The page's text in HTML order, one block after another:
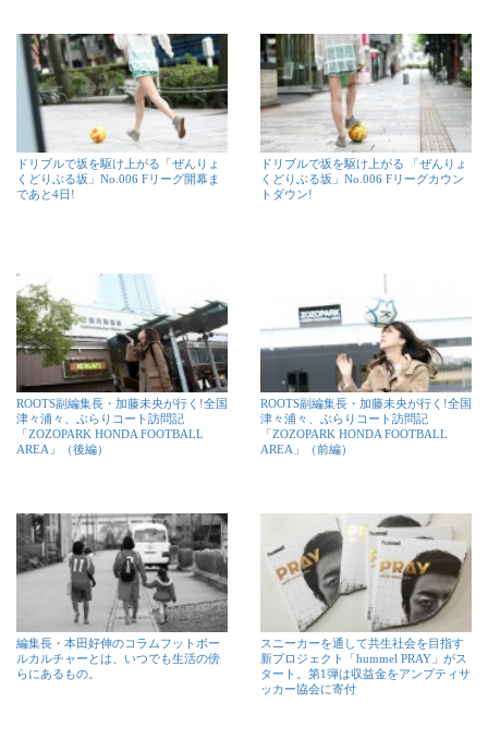
ドリブルで坂を駆け上がる「ぜんりょ
くどりぶる坂」No.006 Fリーグ開幕ま
であと4日!
ドリブルで坂を駆け上がる 「ぜんりょ
くどりぶる坂」No.006 Fリーグカウン
トダウン!
ROOTS副編集長・加藤未央が行く!全国
津々浦々、ぶらりコート訪問記
「ZOZOPARK HONDA FOOTBALL
AREA」（後編）
ROOTS副編集長・加藤未央が行く!全国
津々浦々、ぶらりコート訪問記
「ZOZOPARK HONDA FOOTBALL
AREA」（前編）
編集長・本田好伸のコラムフットボー
ルカルチャーとは、いつでも生活の傍
らにあるもの。
スニーカーを通して共生社会を目指す
新プロジェクト「hummel PRAY」がス
タート。第1弾は収益金をアンプティサ
ッカー協会に寄付